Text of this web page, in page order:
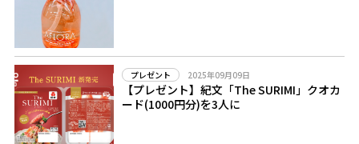
プレゼント 2025年09月09日
【プレゼント】紀文「The SURIMI」クオカ
ード(1000円分)を3人に